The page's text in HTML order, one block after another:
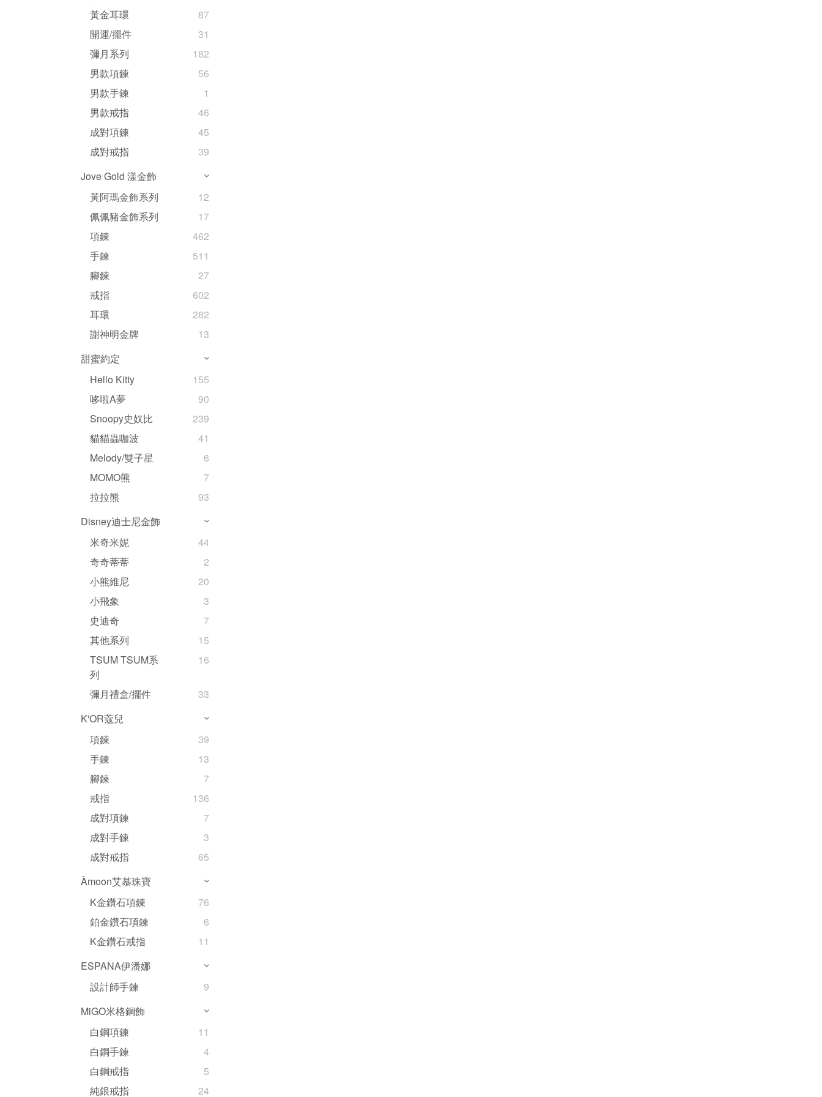
黃金耳環
87
開運/擺件
31
彌月系列
182
男款項鍊
56
男款手鍊
1
男款戒指
46
成對項鍊
45
成對戒指
39
Jove Gold 漾金飾
黃阿瑪金飾系列
12
佩佩豬金飾系列
17
項鍊
462
手鍊
511
腳鍊
27
戒指
602
耳環
282
謝神明金牌
13
甜蜜約定
Hello Kitty
155
哆啦A夢
90
Snoopy史奴比
239
貓貓蟲咖波
41
Melody/雙子星
6
MOMO熊
7
拉拉熊
93
Disney迪士尼金飾
米奇米妮
44
奇奇蒂蒂
2
小熊維尼
20
小飛象
3
史迪奇
7
其他系列
15
TSUM TSUM系
列
16
彌月禮盒/擺件
33
K'OR蔻兒
項鍊
39
手鍊
13
腳鍊
7
戒指
136
成對項鍊
7
成對手鍊
3
成對戒指
65
Àmoon艾慕珠寶
K金鑽石項鍊
76
鉑金鑽石項鍊
6
K金鑽石戒指
11
ESPANA伊潘娜
設計師手鍊
9
MiGO米格鋼飾
白鋼項鍊
11
白鋼手鍊
4
白鋼戒指
5
純銀戒指
24